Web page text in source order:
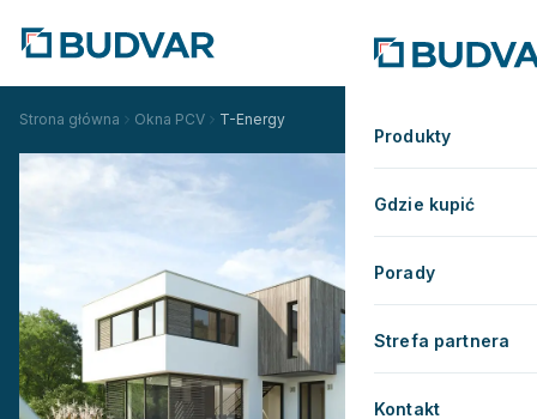
Produkty
Gdzie kupić
Porady
Strefa partnera
Kontakt
Strona główna Okna PCV T-Energy